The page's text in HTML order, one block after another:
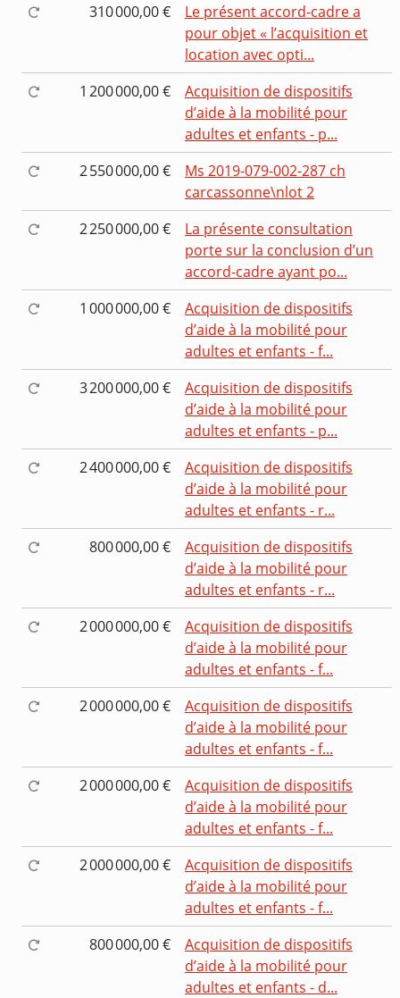
310 000,00 €
Le présent accord-cadre a
pour objet « l’acquisition et
location avec opti...
1 200 000,00 €
Acquisition de dispositifs
d’aide à la mobilité pour
adultes et enfants - p...
2 550 000,00 €
Ms 2019-079-002-287 ch
carcassonne\nlot 2
2 250 000,00 €
La présente consultation
porte sur la conclusion d’un
accord-cadre ayant po...
1 000 000,00 €
Acquisition de dispositifs
d’aide à la mobilité pour
adultes et enfants - f...
3 200 000,00 €
Acquisition de dispositifs
d’aide à la mobilité pour
adultes et enfants - p...
2 400 000,00 €
Acquisition de dispositifs
d’aide à la mobilité pour
adultes et enfants - r...
800 000,00 €
Acquisition de dispositifs
d’aide à la mobilité pour
adultes et enfants - r...
2 000 000,00 €
Acquisition de dispositifs
d’aide à la mobilité pour
adultes et enfants - f...
2 000 000,00 €
Acquisition de dispositifs
d’aide à la mobilité pour
adultes et enfants - f...
2 000 000,00 €
Acquisition de dispositifs
d’aide à la mobilité pour
adultes et enfants - f...
2 000 000,00 €
Acquisition de dispositifs
d’aide à la mobilité pour
adultes et enfants - f...
800 000,00 €
Acquisition de dispositifs
d’aide à la mobilité pour
adultes et enfants - d...